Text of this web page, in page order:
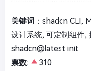
关键词 ：shadcn CLI,
设计系统, 可定制组件,
shadcn@latest init
票数:
310